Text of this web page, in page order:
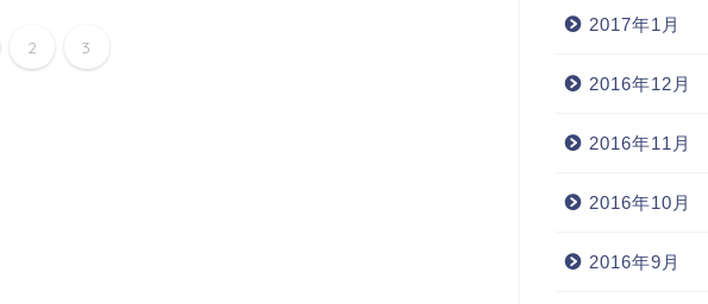
2 3
2017年1月
2016年12月
2016年11月
2016年10月
2016年9月